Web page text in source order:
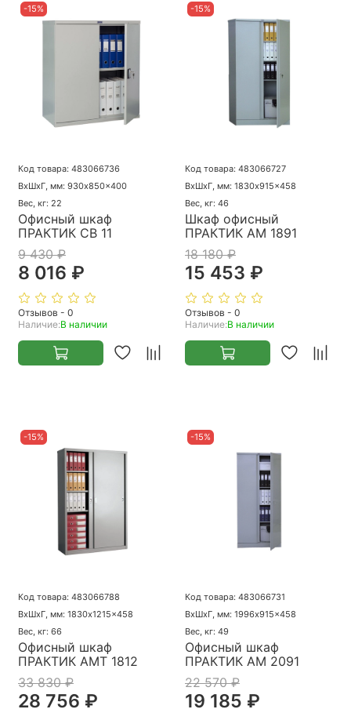
-15%
Код товара: 483066736
ВхШхГ, мм: 930x850x400
Вес, кг: 22
Офисный шкаф
ПРАКТИК CB 11
9 430 ₽
8 016 ₽
Отзывов - 0
Наличие:В наличии
-15%
Код товара: 483066727
ВхШхГ, мм: 1830x915x458
Вес, кг: 46
Шкаф офисный
ПРАКТИК AM 1891
18 180 ₽
15 453 ₽
Отзывов - 0
Наличие:В наличии
-15%
Код товара: 483066788
ВхШхГ, мм: 1830x1215x458
Вес, кг: 66
Офисный шкаф
ПРАКТИК AMT 1812
33 830 ₽
28 756 ₽
-15%
Код товара: 483066731
ВхШхГ, мм: 1996x915x458
Вес, кг: 49
Офисный шкаф
ПРАКТИК AM 2091
22 570 ₽
19 185 ₽